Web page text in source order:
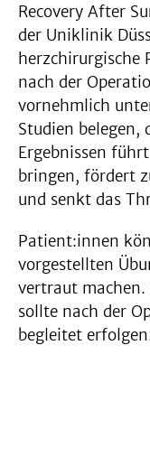
Recovery After
der Uniklinik
nach der
vornehmlich
Studien belegen,
Ergebnissen
bringen, fördert
und senkt das
Patient:innen
vorgestellten
vertraut machen.
sollte nach der
begleitet